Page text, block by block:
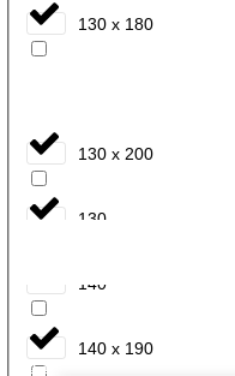
130 x 180
130 x 200
130x200
140 x 180
140 x 190
Filtrai